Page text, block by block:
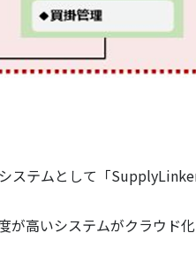
テムとして「
高いシステムがクラウド